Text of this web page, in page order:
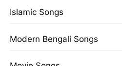
Islamic Songs
Modern Bengali Songs